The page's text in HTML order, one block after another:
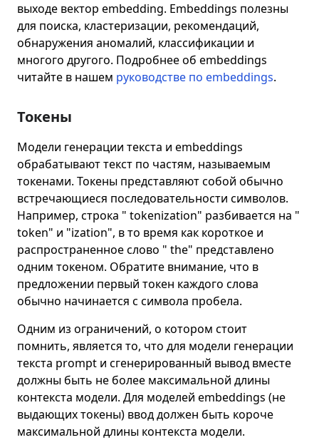
выходе вектор embedding. Embeddings полезны
для поиска, кластеризации, рекомендаций,
обнаружения аномалий, классификации и
многого другого. Подробнее об embeddings
читайте в нашем руководстве по embeddings.
Токены
Модели генерации текста и embeddings
обрабатывают текст по частям, называемым
токенами. Токены представляют собой обычно
встречающиеся последовательности символов.
Например, строка " tokenization" разбивается на "
token" и "ization", в то время как короткое и
распространенное слово " the" представлено
одним токеном. Обратите внимание, что в
предложении первый токен каждого слова
обычно начинается с символа пробела.
Одним из ограничений, о котором стоит
помнить, является то, что для модели генерации
текста prompt и сгенерированный вывод вместе
должны быть не более максимальной длины
контекста модели. Для моделей embeddings (не
выдающих токены) ввод должен быть короче
максимальной длины контекста модели.